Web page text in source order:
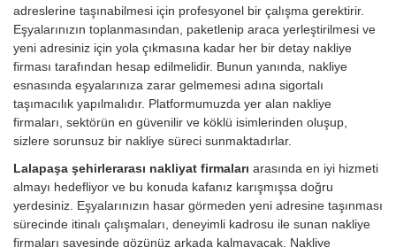
adreslerine taşınabilmesi için profesyonel bir çalışma gerektirir.
Eşyalarınızın toplanmasından, paketlenip araca yerleştirilmesi ve
yeni adresiniz için yola çıkmasına kadar her bir detay nakliye
firması tarafından hesap edilmelidir. Bunun yanında, nakliye
esnasında eşyalarınıza zarar gelmemesi adına sigortalı
taşımacılık yapılmalıdır. Platformumuzda yer alan nakliye
firmaları, sektörün en güvenilir ve köklü isimlerinden oluşup,
sizlere sorunsuz bir nakliye süreci sunmaktadırlar.
Lalapaşa şehirlerarası nakliyat firmaları arasında en iyi hizmeti
almayı hedefliyor ve bu konuda kafanız karışmışsa doğru
yerdesiniz. Eşyalarınızın hasar görmeden yeni adresine taşınması
sürecinde itinalı çalışmaları, deneyimli kadrosu ile sunan nakliye
firmaları sayesinde gözünüz arkada kalmayacak. Nakliye